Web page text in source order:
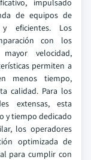
impulsado
de equipos de
eficientes. Los
con los
velocidad,
permiten a
menos tiempo,
calidad. Para los
extensas, esta
y tiempo dedicado
los operadores
optimizada de
para cumplir con